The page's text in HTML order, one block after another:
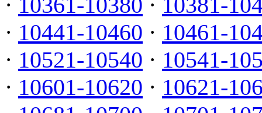
· 10441-10460 · 10461-
· 10521-10540 · 10541-
· 10601-10620 · 10621-